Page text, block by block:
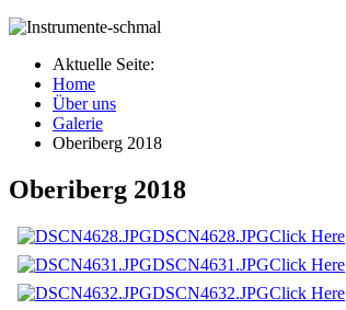
Aktuelle Seite:
Home
Über uns
Galerie
Oberiberg 2018
Oberiberg 2018
DSCN4628.JPGClick Here
DSCN4631.JPGClick Here
DSCN4632.JPGClick Here